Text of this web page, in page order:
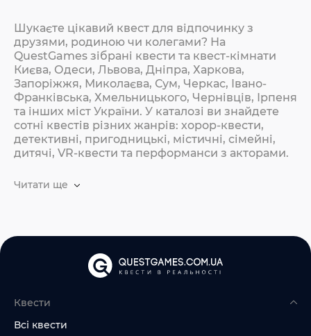
Шукаєте цікавий квест для відпочинку з
друзями, родиною чи колегами? На
QuestGames зібрані квести та квест-кімнати
Києва, Одеси, Львова, Дніпра, Харкова,
Запоріжжя, Миколаєва, Сум, Черкас, Івано-
Франківська, Хмельницького, Чернівців, Ірпеня
та інших міст України. У каталозі ви знайдете
сотні квестів різних жанрів: хорор-квести,
детективні, пригодницькі, містичні, сімейні,
дитячі, VR-квести та перформанси з акторами.
Читати ще
Квести
Всі квести